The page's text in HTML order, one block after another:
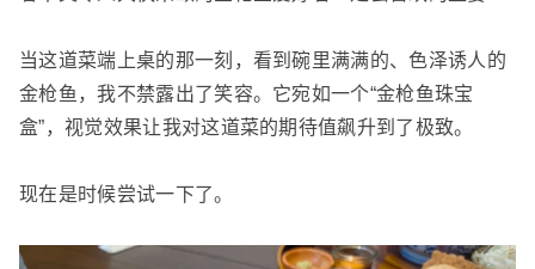
当这道菜端上桌的那一刻，看到碗里满满的、色泽诱人的
金枪鱼，我不禁露出了笑容。它宛如一个“金枪鱼珠宝
盒”，视觉效果让我对这道菜的期待值飙升到了极致。
现在是时候尝试一下了。